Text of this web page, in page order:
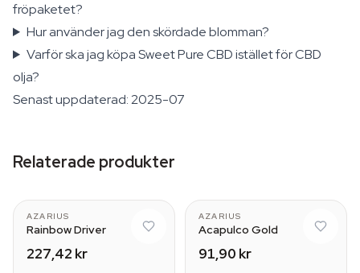
fröpaketet?
Hur använder jag den skördade blomman?
Varför ska jag köpa Sweet Pure CBD istället för CBD
olja?
Senast uppdaterad: 2025-07
Relaterade produkter
AZARIUS
Rainbow Driver
227,42 kr
AZARIUS
Acapulco Gold
91,90 kr